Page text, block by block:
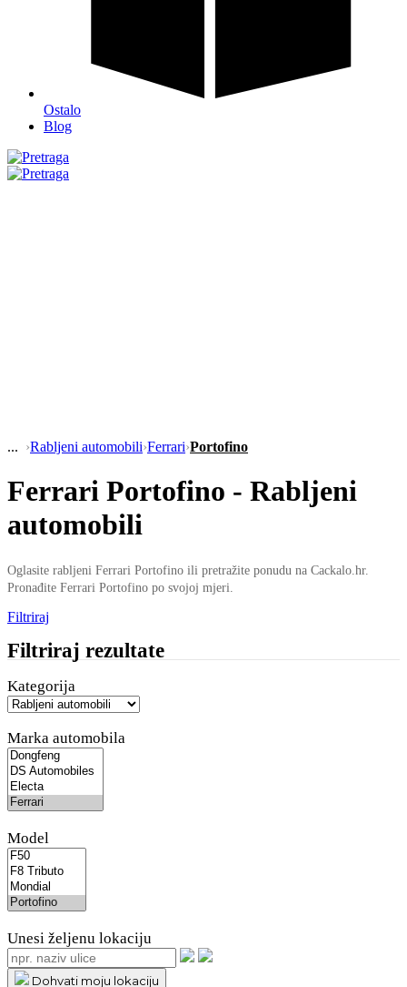
Ostalo
Blog
›Rabljeni automobili›Ferrari›Portofino
Ferrari Portofino - Rabljeni
automobili
Oglasite rabljeni Ferrari Portofino ili pretražite ponudu na Cackalo.hr.
Pronađite Ferrari Portofino po svojoj mjeri.
Filtriraj
Filtriraj rezultate
Kategorija
Marka automobila
Model
Unesi željenu lokaciju
Dohvati moju lokaciju